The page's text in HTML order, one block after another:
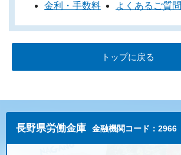
金利・手数料 よくあるご質問
トップに戻る
長野県労働金庫 金融機関コード：2966